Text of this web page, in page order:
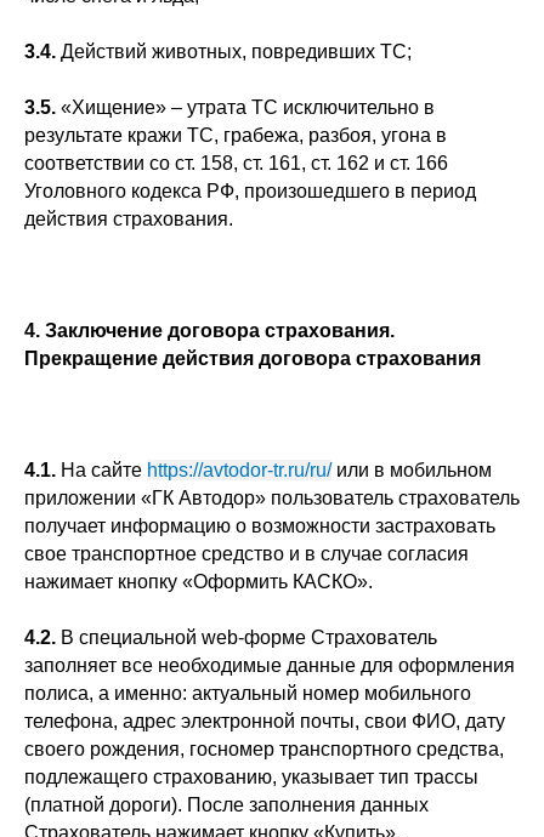
3.4. Действий животных, повредивших ТС;
3.5. «Хищение» – утрата ТС исключительно в
результате кражи ТС, грабежа, разбоя, угона в
соответствии со ст. 158, ст. 161, ст. 162 и ст. 166
Уголовного кодекса РФ, произошедшего в период
действия страхования.
4. Заключение договора страхования.
Прекращение действия договора страхования
4.1. На сайте https://avtodor-tr.ru/ru/или в мобильном
приложении «ГК Автодор» пользователь страхователь
получает информацию о возможности застраховать
свое транспортное средство и в случае согласия
нажимает кнопку «Оформить КАСКО».
4.2. В специальной web-форме Страхователь
заполняет все необходимые данные для оформления
полиса, а именно: актуальный номер мобильного
телефона, адрес электронной почты, свои ФИО, дату
своего рождения, госномер транспортного средства,
подлежащего страхованию, указывает тип трассы
(платной дороги). После заполнения данных
Страхователь нажимает кнопку «Купить».